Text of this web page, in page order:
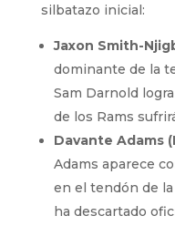
silbatazo inicial:
Jaxon Smith-
dominante de la
Sam Darnold
de los Rams
Davante Adams
Adams aparece
en el tendón de la
ha descartado